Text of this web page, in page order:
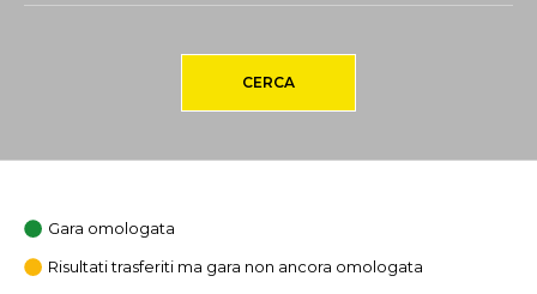
CERCA
Gara omologata
Risultati trasferiti ma gara non ancora omologata